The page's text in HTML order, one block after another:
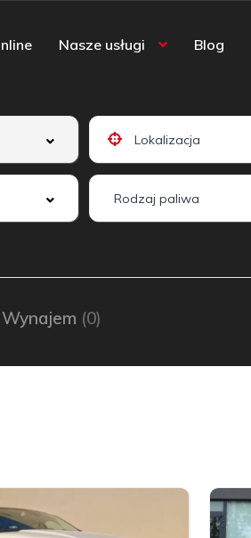
Nasze usługi Blog
Wynajem (0)